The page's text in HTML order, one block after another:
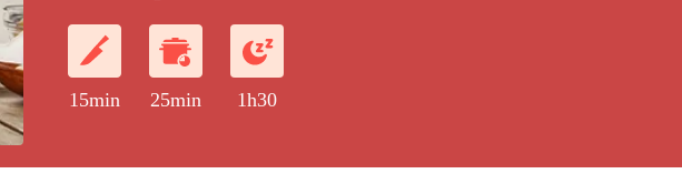
15min 25min 1h30